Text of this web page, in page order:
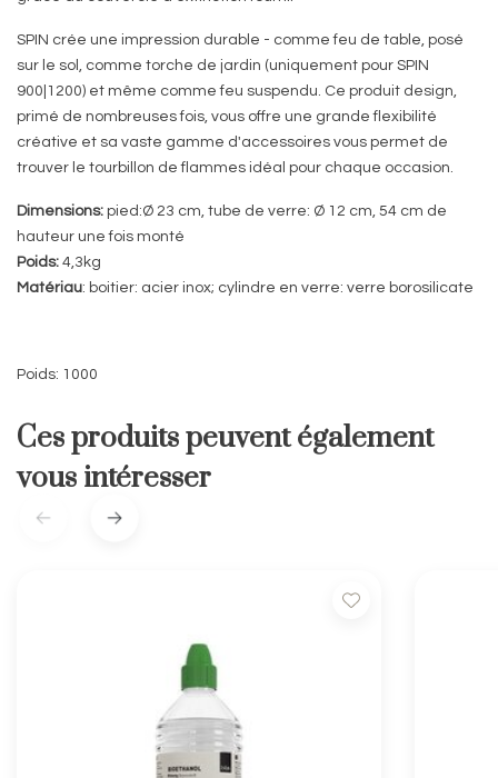
SPIN crée une impression durable - comme feu de table, posé
sur le sol, comme torche de jardin (uniquement pour SPIN
900|1200) et même comme feu suspendu. Ce produit design,
primé de nombreuses fois, vous offre une grande flexibilité
créative et sa vaste gamme d'accessoires vous permet de
trouver le tourbillon de flammes idéal pour chaque occasion.
Dimensions: pied:Ø 23 cm, tube de verre: Ø 12 cm, 54 cm de
hauteur une fois monté
Poids: 4,3kg
Matériau: boitier: acier inox; cylindre en verre: verre borosilicate
Poids: 1000
Ces produits peuvent également
vous intéresser